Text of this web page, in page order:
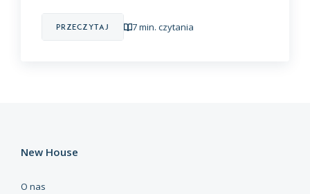
Przeczytaj 7 min. czytania
New House
O nas